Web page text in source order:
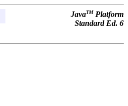
JavaTM Platform
Standard Ed. 6